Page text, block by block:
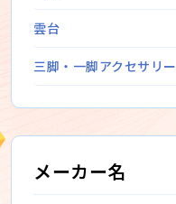
雲台
三脚・一脚アクセサリー
メーカー名